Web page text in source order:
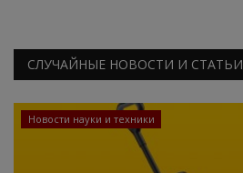
СЛУЧАЙНЫЕ НОВОСТИ И СТАТЬИ
Новости науки и техники